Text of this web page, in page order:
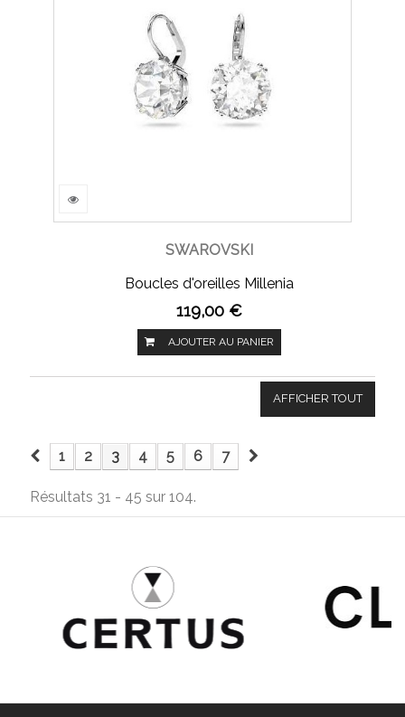
SWAROVSKI
Boucles d'oreilles Millenia
119,00 €
AJOUTER AU PANIER
AFFICHER TOUT
1 2 3 4 5 6 7
Résultats 31 - 45 sur 104.